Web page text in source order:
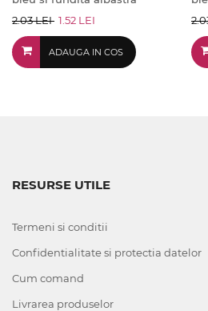
2.03 LEI 1.52 LEI
ADAUGA IN COS
RESURSE UTILE
Termeni si conditii
Confidentialitate si protectia datelor
Cum comand
Livrarea produselor